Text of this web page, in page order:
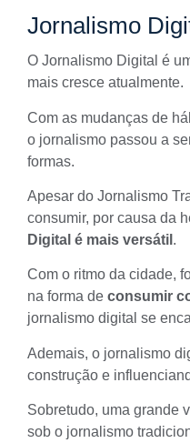
Jornalismo
O Jornalismo Digital é
mais cresce atualmente.
Com as mudanças de
o jornalismo passou a
formas.
Apesar do Jornalismo
consumir, por causa da
Digital é mais versátil .
Com o ritmo da cidade,
na forma de consumir
jornalismo digital se
Ademais, o jornalismo
construção e
Sobretudo, uma grande
sob o jornalismo